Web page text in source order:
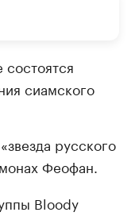
сиамского
русского
Феофан.
Bloody